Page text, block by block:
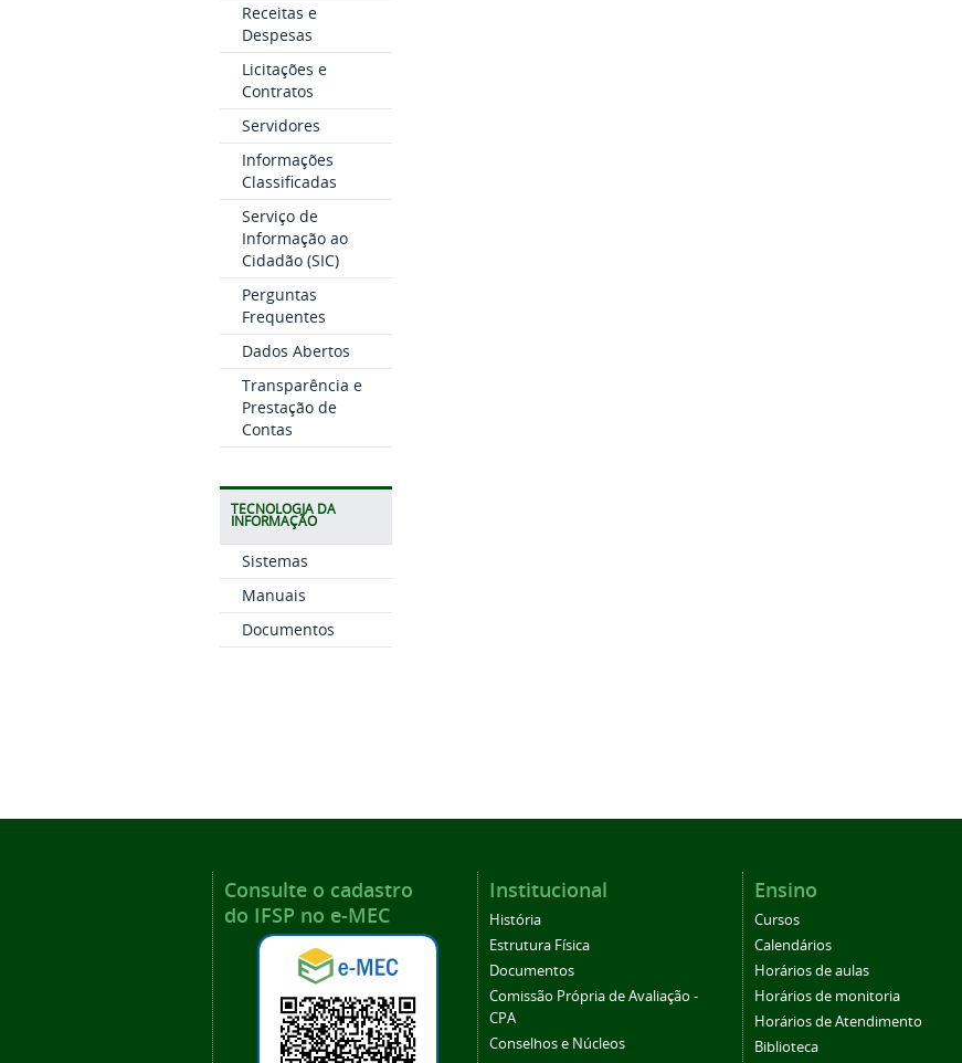
Receitas e
Despesas
Licitações e
Contratos
Servidores
Informações
Classificadas
Serviço de
Informação ao
Cidadão (SIC)
Perguntas
Frequentes
Dados Abertos
Transparência e
Prestação de
Contas
TECNOLOGIA DA
INFORMAÇÃO
Sistemas
Manuais
Documentos
Consulte o cadastro
do IFSP no e-MEC
Institucional
História
Estrutura Física
Documentos
Comissão Própria de Avaliação -
CPA
Conselhos e Núcleos
Ensino
Cursos
Calendários
Horários de aulas
Horários de monitoria
Horários de Atendimento
Biblioteca